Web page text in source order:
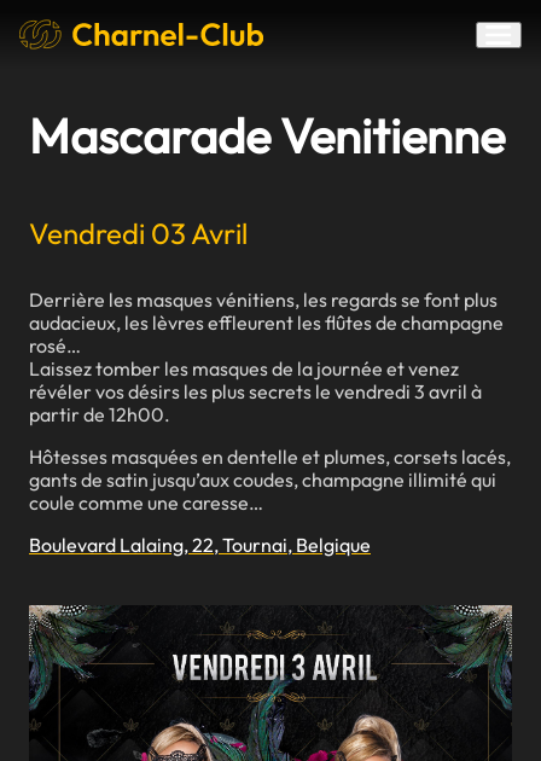
Mascarade Venitienne
Vendredi 03 Avril
Derrière les masques vénitiens, les regards se font plus
audacieux, les lèvres effleurent les flûtes de champagne
rosé…
Laissez tomber les masques de la journée et venez
révéler vos désirs les plus secrets le vendredi 3 avril à
partir de 12h00.
Hôtesses masquées en dentelle et plumes, corsets lacés,
gants de satin jusqu’aux coudes, champagne illimité qui
coule comme une caresse…
Boulevard Lalaing, 22, Tournai, Belgique